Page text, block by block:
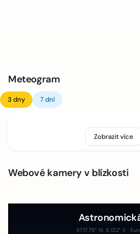
Meteogram
3 dny 7 dní
Zobrazit více
Webové kamery v blízkosti
47.1776° N, 8.132° E ·